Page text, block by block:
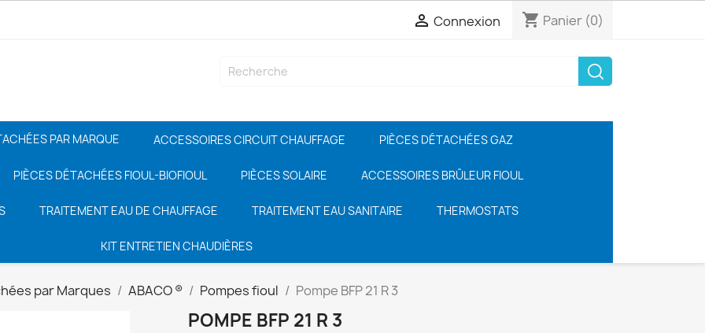
 Connexion shopping_cart Panier (0)
PAR MARQUE ACCESSOIRES CIRCUIT CHAUFFAGE PIÈCES DÉTACHÉES GAZ
PIÈCES DÉTACHÉES FIOUL-BIOFIOUL PIÈCES SOLAIRE ACCESSOIRES BRÛLEUR FIOUL
TRAITEMENT EAU DE CHAUFFAGE TRAITEMENT EAU SANITAIRE THERMOSTATS
KIT ENTRETIEN CHAUDIÈRES
par Marques ABACO ® Pompes fioul Pompe BFP 21 R 3
POMPE BFP 21 R 3